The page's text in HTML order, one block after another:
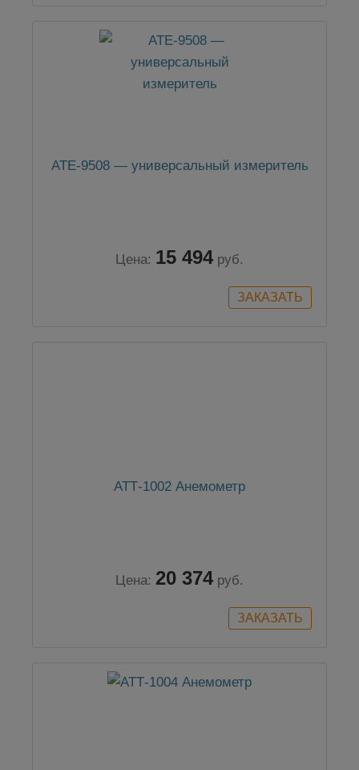
АТЕ-9508 — универсальный измеритель
Цена: 15 494 руб.
АТТ-1002 Анемометр
Цена: 20 374 руб.